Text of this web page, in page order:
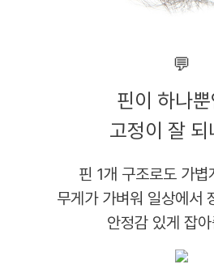
💬
핀이 하나
고정이 잘 되
핀 1개 구조로도 가볍
무게가 가벼워 일상에서
안정감 있게 잡